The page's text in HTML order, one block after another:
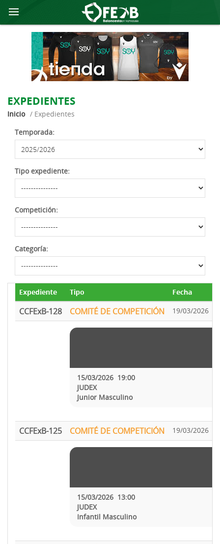
EXPEDIENTES
Inicio /
expedientes
Temporada:
Tipo expediente:
Competición:
Categoría:
Expediente Tipo Fecha
CCFExB-128 COMITÉ DE COMPETICIÓN 19/03/2026
15/03/2026 19:00
JUDEX
Junior Masculino
CCFExB-125 COMITÉ DE COMPETICIÓN 19/03/2026
15/03/2026 13:00
JUDEX
Infantil Masculino